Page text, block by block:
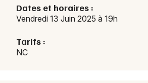
Artistes en tournée
Magazine au Havre
Dates et horaires :
Vendredi 13 Juin 2025 à 19h
Tarifs :
NC